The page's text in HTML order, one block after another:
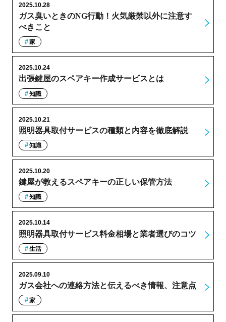
ガス臭いときのNG行動！火気厳禁以外に注意す
べきこと
2025.10.28
家
出張鍵屋のスペアキー作成サービスとは
2025.10.24
知識
照明器具取付サービスの種類と内容を徹底解説
2025.10.21
知識
鍵屋が教えるスペアキーの正しい保管方法
2025.10.20
知識
照明器具取付サービス料金相場と業者選びのコツ
2025.10.14
生活
ガス会社への連絡方法と伝えるべき情報、注意点
2025.09.10
家